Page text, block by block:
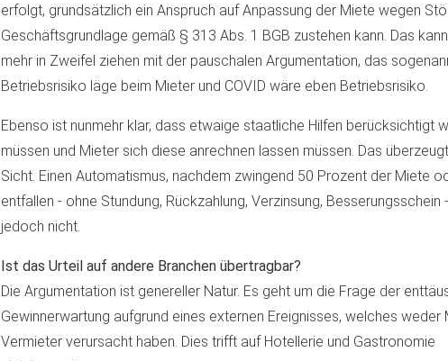
erfolgt, grundsätzlich ein Anspruch auf Anpassung der Miete wegen
Geschäftsgrundlage gemäß § 313 Abs. 1 BGB zustehen kann. Das
mehr in Zweifel ziehen mit der pauschalen Argumentation, das
Betriebsrisiko läge beim Mieter und COVID wäre eben Betriebsrisiko.
Ebenso ist nunmehr klar, dass etwaige staatliche Hilfen berücksichtigt
müssen und Mieter sich diese anrechnen lassen müssen. Das
Sicht. Einen Automatismus, nachdem zwingend 50 Prozent der Miete
entfallen - ohne Stundung, Rückzahlung, Verzinsung, Besserungsschein
jedoch nicht.
Ist das Urteil auf andere Branchen übertragbar?
Die Argumentation ist genereller Natur. Es geht um die Frage der
Gewinnerwartung aufgrund eines externen Ereignisses, welches weder
Vermieter verursacht haben. Dies trifft auf Hotellerie und Gastronomie